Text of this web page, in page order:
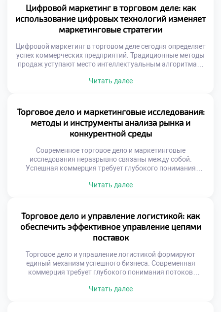
психологии потребителей. Бренд представляет собой
совокупность обещаний, которые компания дает своим
клиентам ежедневно. […]
Цифровой маркетинг в торговом деле: как
использование цифровых технологий изменяет
маркетинговые стратегии
Цифровой маркетинг в торговом деле сегодня определяет
успех коммерческих предприятий. Традиционные методы
продаж уступают место интеллектуальным алгоритмам.
покупателя. Рынок требует новых компетенций от
стали главным активом компаний. Аналитика заменяет
интуитивные решения менеджеров. Стратегии строятся
на точных метриках поведения клиентов. […]
Читать далее
Торговое дело и маркетинговые исследования:
методы и инструменты анализа рынка и
конкурентной среды
Современное торговое дело и маркетинговые
исследования неразрывно связаны между собой.
Успешная коммерция требует глубокого понимания
превращается в хаотичный процесс. Аналитика
решений. Рынок постоянно меняется под воздействием
множества факторов. Игнорирование этих сигналов
ведет к неизбежным убыткам. Грамотный специалист
умеет […]
Читать далее
Торговое дело и управление логистикой: как
обеспечить эффективное управление цепями
поставок
Торговое дело и управление логистикой формируют
единый механизм успешного бизнеса. Современная
коммерция требует глубокого понимания потоков
теряет смысл. Эта связь определяет
Читать далее